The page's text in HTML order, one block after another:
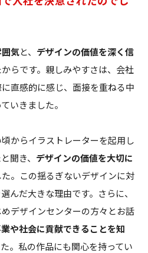
気と、 デザインの価値を深く信
らです。親しみやすさは、会社
直感的に感じ、面接を重ねる中
いきました。
からイラストレーターを起用し
聞き、 デザインの価値を大切に
。この揺るぎないデザインに対
んだ大きな理由です。さらに、
デザインセンターの方々とお話
や社会に貢献できることを知
。私の作品にも関心を持ってい